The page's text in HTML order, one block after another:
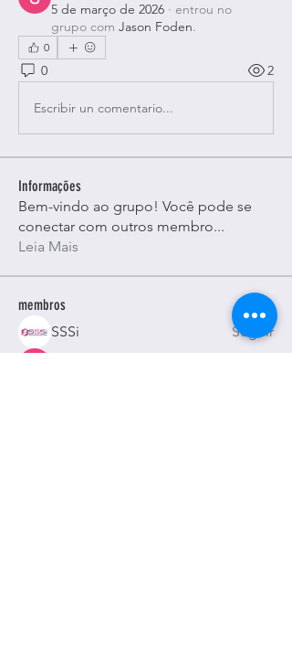
5 de março de 2026 · entrou no
grupo com Jason Foden.
0
0 2
Escribir un comentario...
Informações
Bem-vindo ao grupo! Você pode se
conectar com outros membro...
Leia Mais
membros
SSSi
Seguir